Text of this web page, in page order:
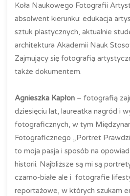
Koła Naukowego Fotografii
absolwent kierunku: edukacja
sztuk plastycznych, aktualnie
architektura Akademii Nauk
Zajmujący się fotografią
także dokumentem.
Agnieszka Kapłon – fotografią
dziesięciu lat, laureatka nagród i
fotograficznych, w tym
Fotograficznego „Portret
to moja pasja i sposób na
historii. Najbliższe są mi są
czarno-białe ale i fotografie
reportażowe, w których szukam